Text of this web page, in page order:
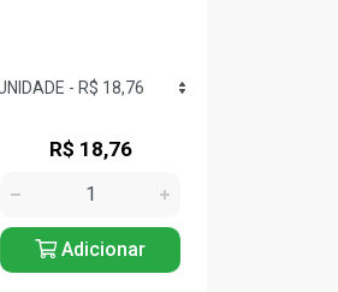
R$ 18,76
Adicionar